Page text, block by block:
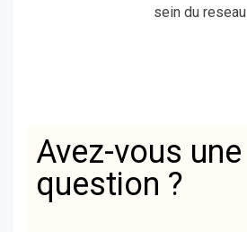
sein du reseau
Avez-vous une
question ?